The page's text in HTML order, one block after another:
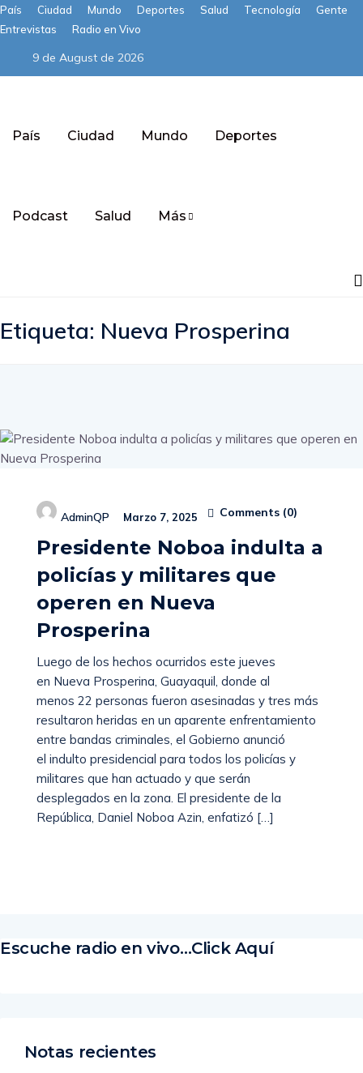
País Ciudad Mundo Deportes Salud Tecnología
Gente
Entrevistas
Radio en Vivo
9 de August de 2026
País Ciudad Mundo Deportes
Podcast Salud Más
Etiqueta: Nueva Prosperina
AdminQP Marzo 7, 2025 Comments (0)
Presidente Noboa indulta a
policías y militares que
operen en Nueva
Prosperina
Luego de los hechos ocurridos este jueves
en Nueva Prosperina, Guayaquil, donde al
menos 22 personas fueron asesinadas y tres más
resultaron heridas en un aparente enfrentamiento
entre bandas criminales, el Gobierno anunció
el indulto presidencial para todos los policías y
militares que han actuado y que serán
desplegados en la zona. El presidente de la
República, Daniel Noboa Azin, enfatizó […]
Escuche radio en vivo…Click Aquí
Notas recientes